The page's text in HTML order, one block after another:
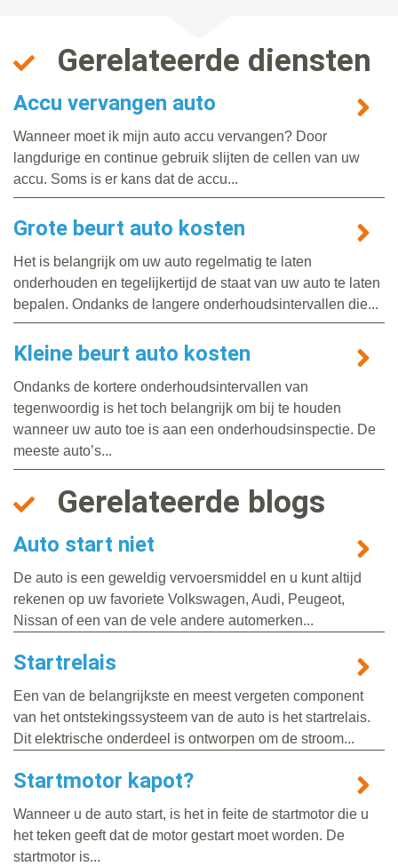
Gerelateerde diensten
Accu vervangen auto
Wanneer moet ik mijn auto accu vervangen? Door
langdurige en continue gebruik slijten de cellen van uw
accu. Soms is er kans dat de accu...
Grote beurt auto kosten
Het is belangrijk om uw auto regelmatig te laten
onderhouden en tegelijkertijd de staat van uw auto te laten
bepalen. Ondanks de langere onderhoudsintervallen die...
Kleine beurt auto kosten
Ondanks de kortere onderhoudsintervallen van
tegenwoordig is het toch belangrijk om bij te houden
wanneer uw auto toe is aan een onderhoudsinspectie. De
meeste auto’s...
Gerelateerde blogs
Auto start niet
De auto is een geweldig vervoersmiddel en u kunt altijd
rekenen op uw favoriete Volkswagen, Audi, Peugeot,
Nissan of een van de vele andere automerken...
Startrelais
Een van de belangrijkste en meest vergeten component
van het ontstekingssysteem van de auto is het startrelais.
Dit elektrische onderdeel is ontworpen om de stroom...
Startmotor kapot?
Wanneer u de auto start, is het in feite de startmotor die u
het teken geeft dat de motor gestart moet worden. De
startmotor is...